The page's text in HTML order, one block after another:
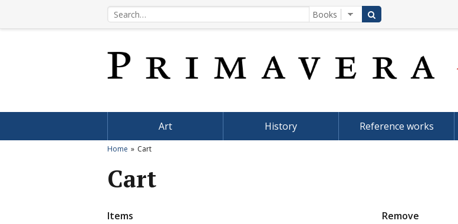
Art History Reference works
Home Cart
Cart
Items Remove